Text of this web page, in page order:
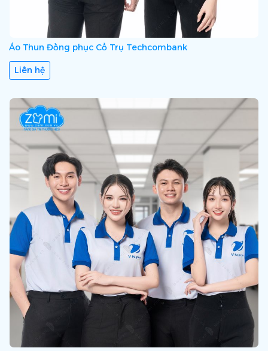
Áo Thun Đồng phục Cổ Trụ Techcombank
Liên hệ